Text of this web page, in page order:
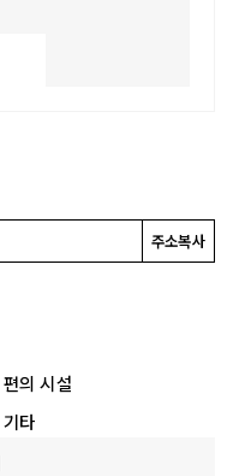
주소복사
편의 시설
기타